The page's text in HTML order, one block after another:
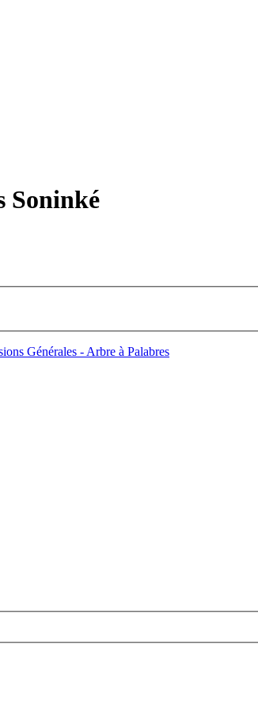
Soninké
Générales - Arbre à Palabres